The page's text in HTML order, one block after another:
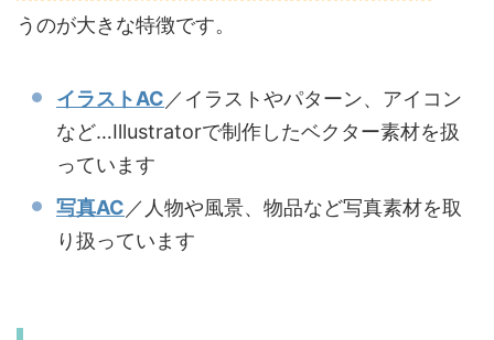
うのが大きな特徴です。
イラストAC ／イラストやパターン、アイコン
など…Illustratorで制作したベクター素材を扱
っています
写真AC ／人物や風景、物品など写真素材を取
り扱っています